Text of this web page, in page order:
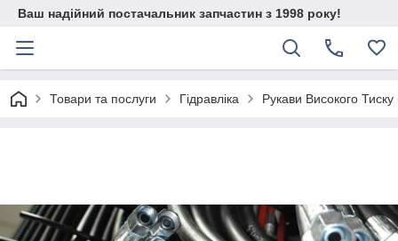
Ваш надійний постачальник запчастин з 1998 року!
Товари та послуги Гідравліка Рукави Високого